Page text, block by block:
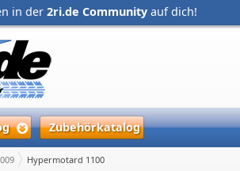
in der 2ri.de Community auf dich!
Zubehörkatalog
Hypermotard 1100